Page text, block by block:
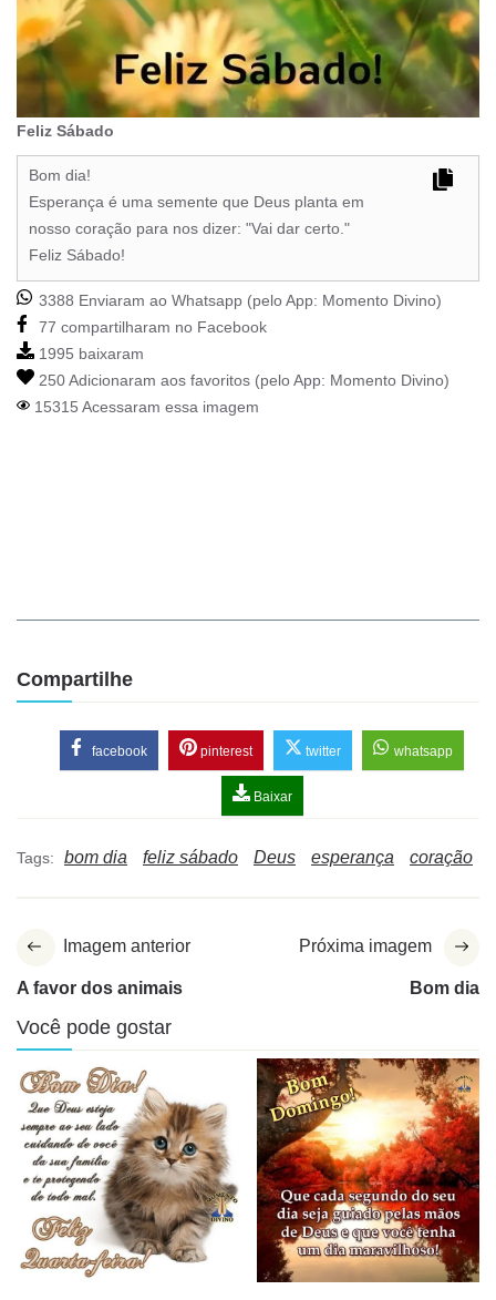
Feliz Sábado
Bom dia!
Esperança é uma semente que Deus planta em
nosso coração para nos dizer: "Vai dar certo."
Feliz Sábado!
3388 Enviaram ao Whatsapp (pelo App: Momento Divino)
77 compartilharam no Facebook
1995 baixaram
250 Adicionaram aos favoritos (pelo App: Momento Divino)
15315 Acessaram essa imagem
Compartilhe
facebook pinterest twitter whatsapp
Baixar
Tags: bom dia feliz sábado Deus esperança coração
Imagem anterior
A favor dos animais
Próxima imagem
Bom dia
Você pode gostar